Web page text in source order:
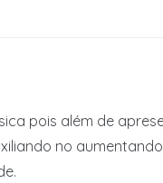
pois além de
no